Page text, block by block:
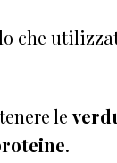
che
le
.